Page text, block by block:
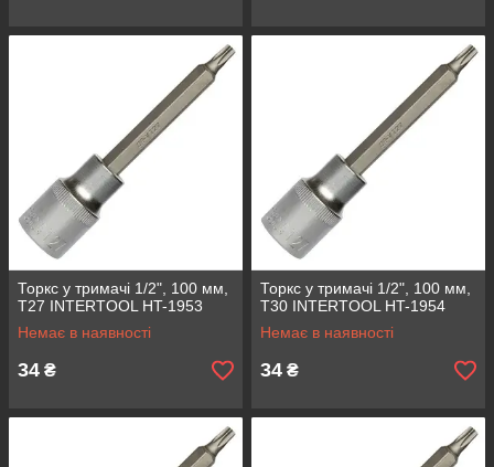
Торкс у тримачі 1/2", 100 мм,
Т27 INTERTOOL HT-1953
Немає в наявності
34 ₴
Торкс у тримачі 1/2", 100 мм,
Т30 INTERTOOL HT-1954
Немає в наявності
34 ₴